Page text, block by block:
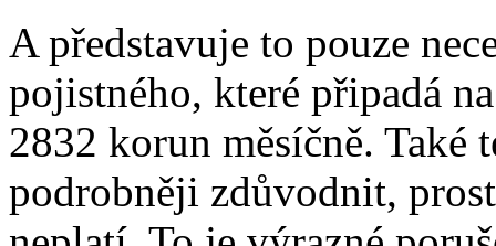
A představuje to pouze
pojistného, které připadá
2832 korun měsíčně. Také
podrobněji zdůvodnit,